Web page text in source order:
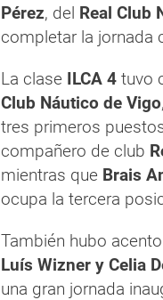
Pérez, del Real Club
completar la jornada
La clase ILCA 4 tuvo
Club Náutico de Vigo
tres primeros
compañero de club
mientras que Brais
ocupa la tercera
También hubo
Luís Wizner y Celia
una gran jornada